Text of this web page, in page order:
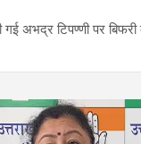
गई अभद्र टिपण्णी पर बिफरी